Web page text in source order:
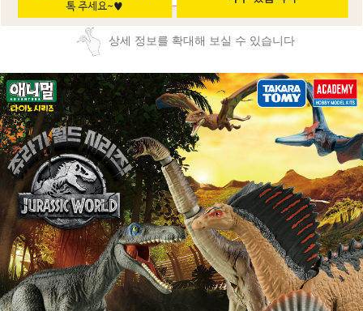
상세 정보를 확대해 보실 수 있습니다